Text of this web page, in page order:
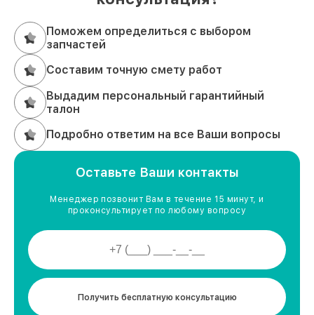
Поможем определиться с выбором
запчастей
Составим точную смету работ
Выдадим персональный гарантийный
талон
Подробно ответим на все Ваши вопросы
Оставьте Ваши контакты
Менеджер позвонит Вам в течение 15 минут, и
проконсультирует по любому вопросу
Получить бесплатную консультацию